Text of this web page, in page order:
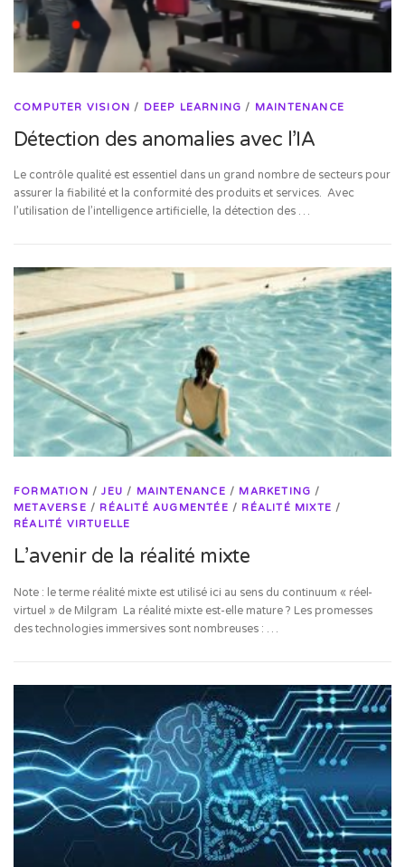
COMPUTER VISION / DEEP LEARNING / MAINTENANCE
Détection des anomalies avec l’IA
Le contrôle qualité est essentiel dans un grand nombre de secteurs pour
assurer la fiabilité et la conformité des produits et services. Avec
l’utilisation de l’intelligence artificielle, la détection des …
FORMATION /JEU / MAINTENANCE / MARKETING /
METAVERSE / RÉALITÉ AUGMENTÉE / RÉALITÉ MIXTE /
RÉALITÉ VIRTUELLE
L’avenir de la réalité mixte
Note : le terme réalité mixte est utilisé ici au sens du continuum « réel-
virtuel » de Milgram La réalité mixte est-elle mature ? Les promesses
des technologies immersives sont nombreuses : …